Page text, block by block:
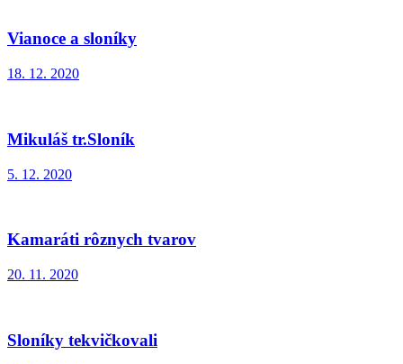
Vianoce a sloníky
18. 12. 2020
Mikuláš tr.Sloník
5. 12. 2020
Kamaráti rôznych tvarov
20. 11. 2020
Sloníky tekvičkovali